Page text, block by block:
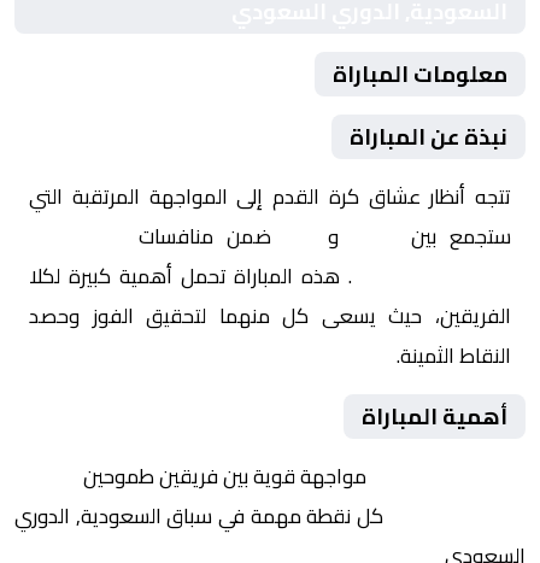
معلومات المباراة
نبذة عن المباراة
تتجه أنظار عشاق كرة القدم إلى المواجهة المرتقبة التي
ستجمع بين
و ضمن منافسات
. هذه المباراة تحمل أهمية كبيرة لكلا
الفريقين، حيث يسعى كل منهما لتحقيق الفوز وحصد
النقاط الثمينة.
أهمية المباراة
مواجهة قوية بين فريقين طموحين
كل نقطة مهمة في سباق السعودية, الدوري